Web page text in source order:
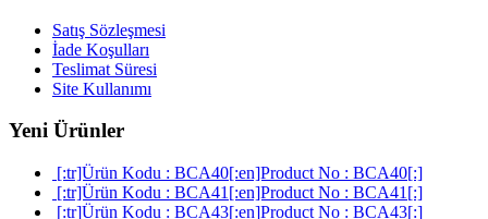
Satış Sözleşmesi
İade Koşulları
Teslimat Süresi
Site Kullanımı
Yeni Ürünler
[:tr]Ürün Kodu : BCA40[:en]Product No : BCA40[:]
[:tr]Ürün Kodu : BCA41[:en]Product No : BCA41[:]
[:tr]Ürün Kodu : BCA43[:en]Product No : BCA43[:]